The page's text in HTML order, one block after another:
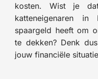
kosten. Wist je
katteneigenaren in
spaargeld heeft om
te dekken? Denk
jouw financiële